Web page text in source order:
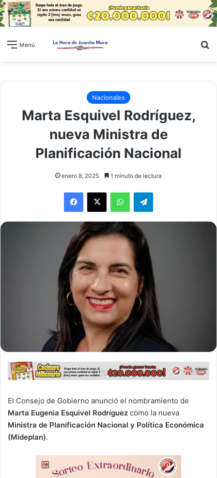
Menú
Nacionales
Marta Esquivel Rodríguez,
nueva Ministra de
Planificación Nacional
enero 8, 2025 1 minuto de lectura
WhatsAppTelegram
El Consejo de Gobierno anunció el nombramiento de
Marta Eugenia Esquivel Rodríguez como la nueva
Ministra de Planificación Nacional y Política Económica
(Mideplan).